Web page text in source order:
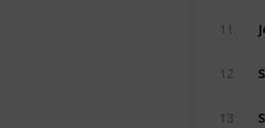
11
12
13